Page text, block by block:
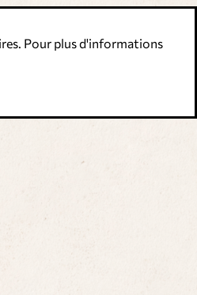
Pour plus d'informations